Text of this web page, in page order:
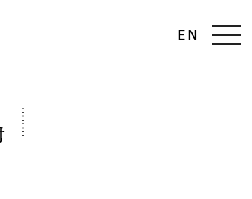
EN
t
o